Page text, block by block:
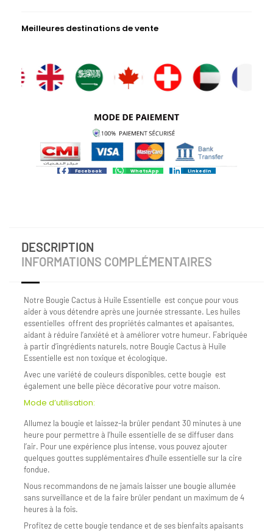
Meilleures destinations de vente
Facebook WhatsApp LinkedIn
DESCRIPTION
INFORMATIONS COMPLÉMENTAIRES
Notre Bougie Cactus à Huile Essentielle est conçue pour vous
aider à vous détendre après une journée stressante. Les huiles
essentielles offrent des propriétés calmantes et apaisantes,
aidant à réduire l’anxiété et à améliorer votre humeur. Fabriquée
à partir d’ingrédients naturels, notre Bougie Cactus à Huile
Essentielle est non toxique et écologique.
Avec une variété de couleurs disponibles, cette bougie est
également une belle pièce décorative pour votre maison.
Mode d’utilisation:
Allumez la bougie et laissez-la brûler pendant 30 minutes à une
heure pour permettre à l’huile essentielle de se diffuser dans
l’air. Pour une expérience plus intense, vous pouvez ajouter
quelques gouttes supplémentaires d’huile essentielle sur la cire
fondue.
Nous recommandons de ne jamais laisser une bougie allumée
sans surveillance et de la faire brûler pendant un maximum de 4
heures à la fois.
Profitez de cette bougie tendance et de ses bienfaits apaisants